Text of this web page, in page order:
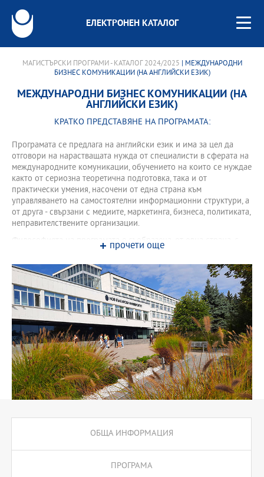
ЕЛЕКТРОНЕН КАТАЛОГ
МАГИСТЪРСКИ ПРОГРАМИ - КАТАЛОГ 2024/2025 | МЕЖДУНАРОДНИ
БИЗНЕС КОМУНИКАЦИИ (НА АНГЛИЙСКИ ЕЗИК)
МЕЖДУНАРОДНИ БИЗНЕС КОМУНИКАЦИИ (НА
АНГЛИЙСКИ ЕЗИК)
КРАТКО ПРЕДСТАВЯНЕ НА ПРОГРАМАТА:
Програмата се предлага на английски език и има за цел да
отговори на нарастващата нужда от специалисти в сферата на
международните комуникации, обучението на които се нуждае
както от сериозна теоретична подготовка, така и от
практически умения, насочени от една страна към
управляването на самостоятелни информационни структури, а
от друга - свързани с медиите, маркетинга, бизнеса, политиката,
неправителствените организации.
Философията на програмата е съобразена, от една страна, с
философията на Нов български университет, а от друга страна
с наложилите се вече стандарти за обучение и образование в
сферата на международните комуникации. Основният акцент
на програмата е върху подготвянето на специалисти със
знания и опит за работа в международен контекст. Значението
на междукулутрните комуникации нараства с бързи темпове,
следвайки процесите на глобализация. Организациите - частни
и държавни - имат нужда от подготвени експерти, които умеят
да планират, реализират и оценяват комуникационни
кампании, насочени към различни културни групи и общности.
Важен елемент от учебния процес е студентската мобилност
по програма Еразъм. За втория или третия семестър на
обучение на студентите в МП Международни бизнес
комуникации ще се препоръча да кандидатстват за студентски
обмен в партньорски университети.
прочети още
ОБЩА ИНФОРМАЦИЯ
ПРОГРАМА